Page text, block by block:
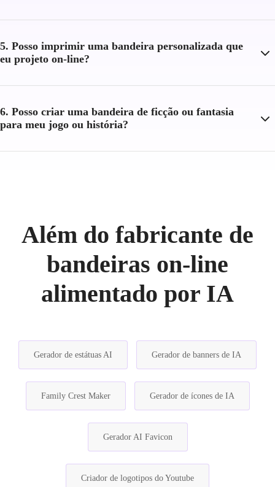
5. Posso imprimir uma bandeira personalizada que
eu projeto on-line?
6. Posso criar uma bandeira de ficção ou fantasia
para meu jogo ou história?
Além do fabricante de
bandeiras on-line
alimentado por IA
Gerador de estátuas AI Gerador de banners de IA
Family Crest Maker Gerador de ícones de IA
Gerador AI Favicon
Criador de logotipos do Youtube